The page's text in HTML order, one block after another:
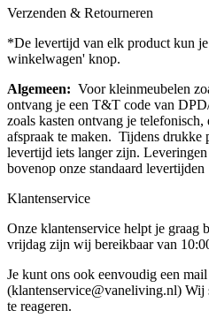
Verzenden & Retourneren
*De levertijd van elk product kun
winkelwagen' knop.
Algemeen: Voor kleinmeubelen
ontvang je een T&T code van
zoals kasten ontvang je
afspraak te maken. Tijdens drukke
levertijd iets langer zijn.
bovenop onze standaard levertijden
Klantenservice
Onze klantenservice helpt je graag
vrijdag zijn wij bereikbaar van
Je kunt ons ook eenvoudig een mail
(klantenservice@vaneliving.nl) Wij
te reageren.